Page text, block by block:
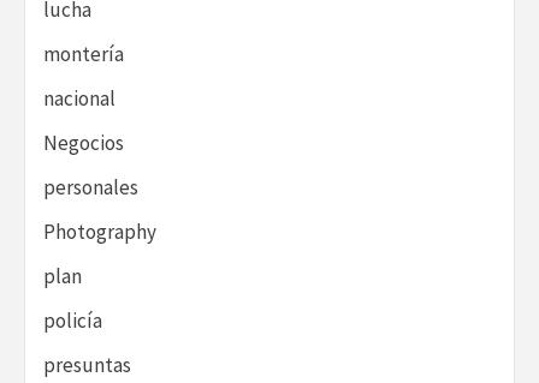
lucha
montería
nacional
Negocios
personales
Photography
plan
policía
presuntas